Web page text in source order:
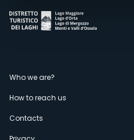
Menù
secondario
Who we are?
How to reach us
Contacts